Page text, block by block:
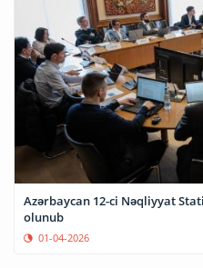
Azərbaycan 12-ci Nəqliyyat
olunub
01-04-2026